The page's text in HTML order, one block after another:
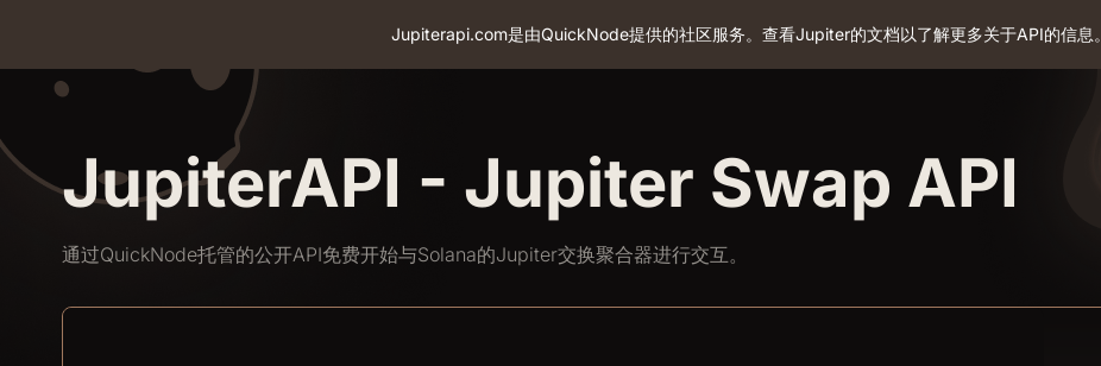
Jupiterapi.com是由QuickNode提供的社区服务。查看Jupiter的文档以了解更多关于API的信息。
JupiterAPI - Jupiter Swap API
通过QuickNode托管的公开API免费开始与Solana的Jupiter交换聚合器进行交互。